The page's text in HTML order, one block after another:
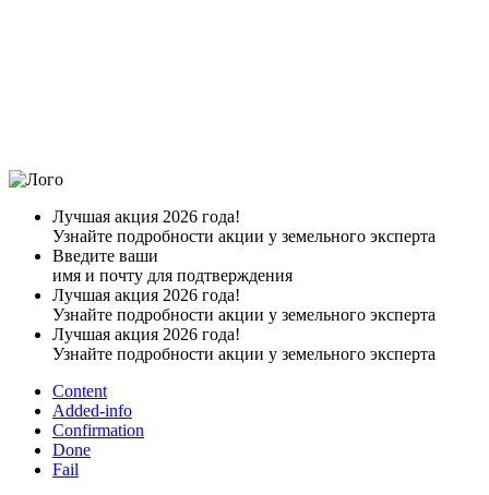
Лучшая акция 2026 года!
Узнайте подробности акции у земельного эксперта
Введите ваши
имя и почту для подтверждения
Лучшая акция 2026 года!
Узнайте подробности акции у земельного эксперта
Лучшая акция 2026 года!
Узнайте подробности акции у земельного эксперта
Content
Added-info
Confirmation
Done
Fail